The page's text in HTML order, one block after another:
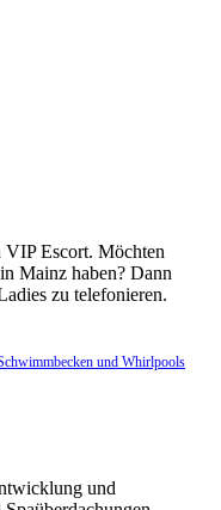
VIP Escort. Möchten
Mainz haben? Dann
zu telefonieren.
und Whirlpools
und